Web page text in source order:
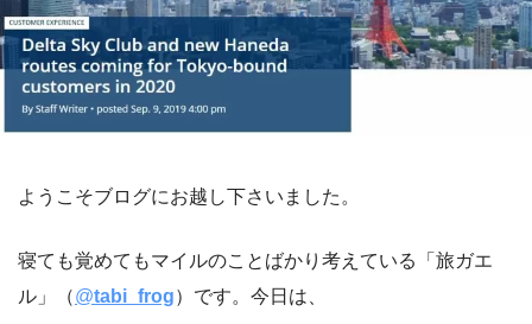
ようこそブログにお越し下さいました。
寝ても覚めてもマイルのことばかり考えている「旅ガエ
ル」（@tabi_frog）です。今日は、